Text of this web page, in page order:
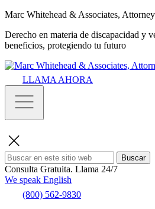
Marc Whitehead & Associates,
Derecho en materia de discapacidad y
beneficios, protegiendo tu futuro
LLAMA AHORA
Buscar
Consulta Gratuita. Llama 24/7
We speak English
(800) 562-9830